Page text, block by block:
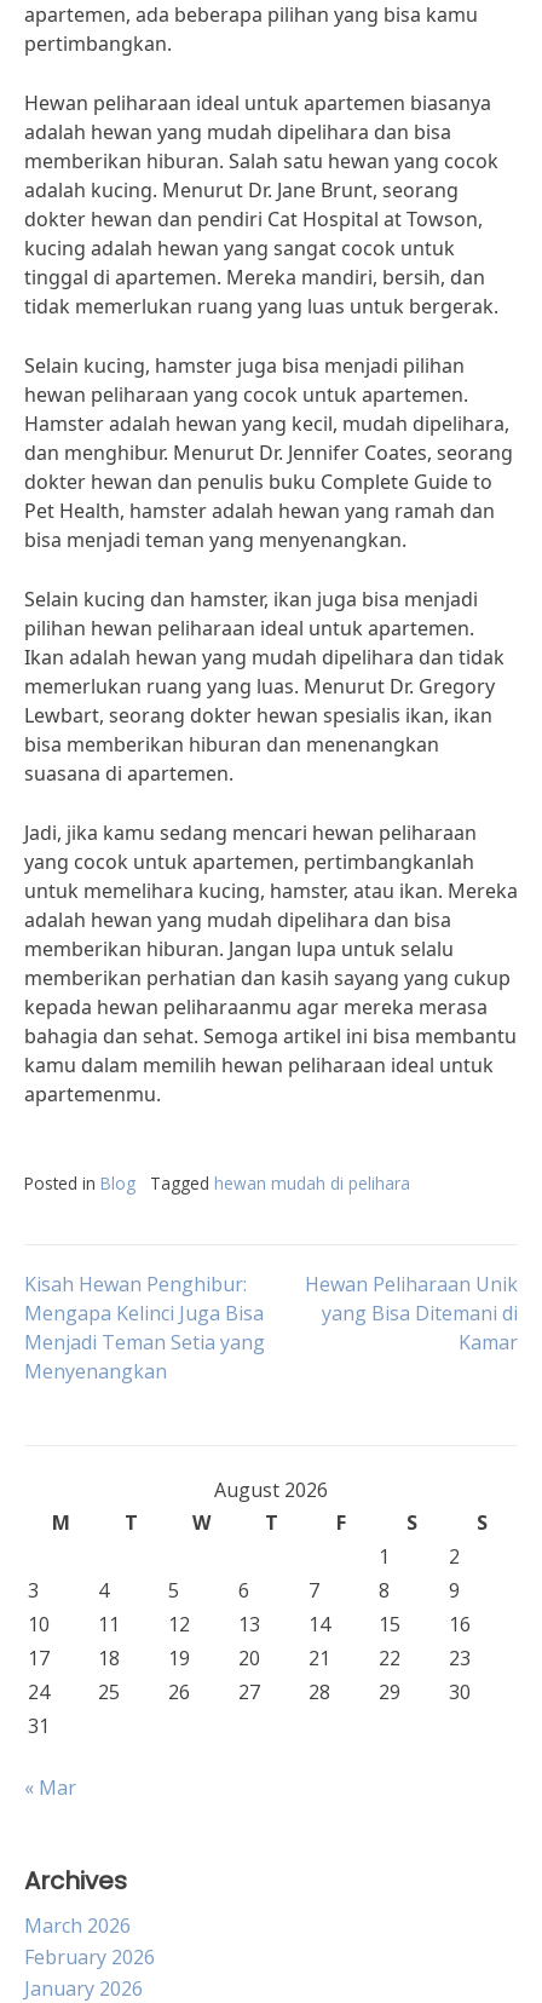
apartemen, ada beberapa pilihan yang bisa kamu
pertimbangkan.
Hewan peliharaan ideal untuk apartemen biasanya
adalah hewan yang mudah dipelihara dan bisa
memberikan hiburan. Salah satu hewan yang cocok
adalah kucing. Menurut Dr. Jane Brunt, seorang
dokter hewan dan pendiri Cat Hospital at Towson,
kucing adalah hewan yang sangat cocok untuk
tinggal di apartemen. Mereka mandiri, bersih, dan
tidak memerlukan ruang yang luas untuk bergerak.
Selain kucing, hamster juga bisa menjadi pilihan
hewan peliharaan yang cocok untuk apartemen.
Hamster adalah hewan yang kecil, mudah dipelihara,
dan menghibur. Menurut Dr. Jennifer Coates, seorang
dokter hewan dan penulis buku Complete Guide to
Pet Health, hamster adalah hewan yang ramah dan
bisa menjadi teman yang menyenangkan.
Selain kucing dan hamster, ikan juga bisa menjadi
pilihan hewan peliharaan ideal untuk apartemen.
Ikan adalah hewan yang mudah dipelihara dan tidak
memerlukan ruang yang luas. Menurut Dr. Gregory
Lewbart, seorang dokter hewan spesialis ikan, ikan
bisa memberikan hiburan dan menenangkan
suasana di apartemen.
Jadi, jika kamu sedang mencari hewan peliharaan
yang cocok untuk apartemen, pertimbangkanlah
untuk memelihara kucing, hamster, atau ikan. Mereka
adalah hewan yang mudah dipelihara dan bisa
memberikan hiburan. Jangan lupa untuk selalu
memberikan perhatian dan kasih sayang yang cukup
kepada hewan peliharaanmu agar mereka merasa
bahagia dan sehat. Semoga artikel ini bisa membantu
kamu dalam memilih hewan peliharaan ideal untuk
apartemenmu.
Posted in Blog Tagged hewan mudah di pelihara
Post
navigation
Kisah Hewan Penghibur:
Mengapa Kelinci Juga Bisa
Menjadi Teman Setia yang
Menyenangkan
Hewan Peliharaan Unik
yang Bisa Ditemani di
Kamar
August 2026
M
T W T F S
S
1
2
3
4 5 6 7 8
9
10
11 12 13 14 15
16
17
18 19 20 21 22
23
24
25 26 27 28 29
30
31
« Mar
Archives
March 2026
February 2026
January 2026